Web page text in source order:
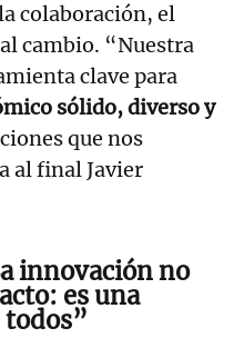
colaboración, el
cambio. “Nuestra
clave para
sólido, diverso y
que nos
al final Javier
innovación no
es una